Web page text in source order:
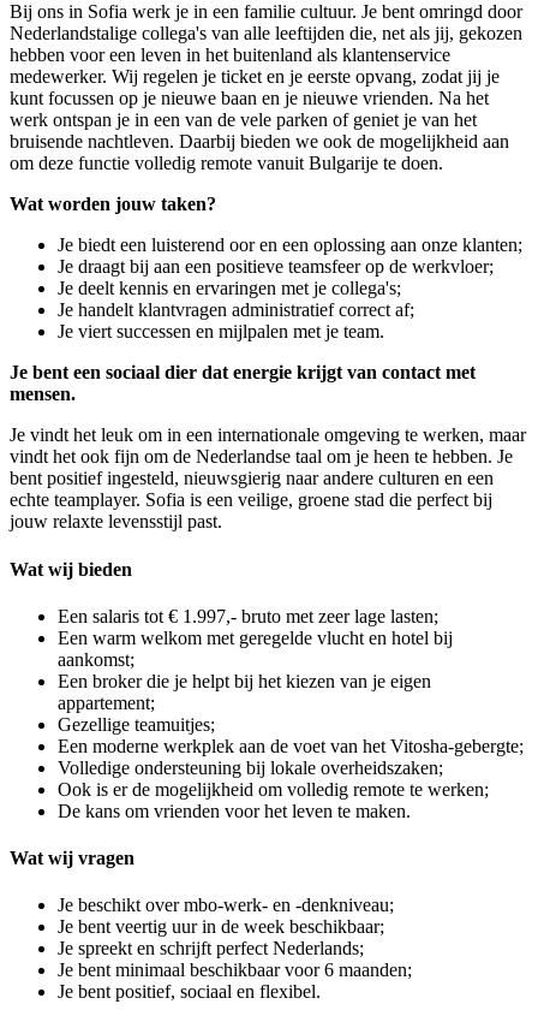
Bij ons in Sofia werk je in een familie cultuur. Je bent omringd door
Nederlandstalige collega's van alle leeftijden die, net als jij, gekozen
hebben voor een leven in het buitenland als klantenservice
medewerker. Wij regelen je ticket en je eerste opvang, zodat jij je
kunt focussen op je nieuwe baan en je nieuwe vrienden. Na het
werk ontspan je in een van de vele parken of geniet je van het
bruisende nachtleven. Daarbij bieden we ook de mogelijkheid aan
om deze functie volledig remote vanuit Bulgarije te doen.
Wat worden jouw taken?
Je biedt een luisterend oor en een oplossing aan onze klanten;
Je draagt bij aan een positieve teamsfeer op de werkvloer;
Je deelt kennis en ervaringen met je collega's;
Je handelt klantvragen administratief correct af;
Je viert successen en mijlpalen met je team.
Je bent een sociaal dier dat energie krijgt van contact met
mensen.
Je vindt het leuk om in een internationale omgeving te werken, maar
vindt het ook fijn om de Nederlandse taal om je heen te hebben. Je
bent positief ingesteld, nieuwsgierig naar andere culturen en een
echte teamplayer. Sofia is een veilige, groene stad die perfect bij
jouw relaxte levensstijl past.
Wat wij bieden
Een salaris tot € 1.997,- bruto met zeer lage lasten;
Een warm welkom met geregelde vlucht en hotel bij
aankomst;
Een broker die je helpt bij het kiezen van je eigen
appartement;
Gezellige teamuitjes;
Een moderne werkplek aan de voet van het Vitosha-gebergte;
Volledige ondersteuning bij lokale overheidszaken;
Ook is er de mogelijkheid om volledig remote te werken;
De kans om vrienden voor het leven te maken.
Wat wij vragen
Je beschikt over mbo-werk- en -denkniveau;
Je bent veertig uur in de week beschikbaar;
Je spreekt en schrijft perfect Nederlands;
Je bent minimaal beschikbaar voor 6 maanden;
Je bent positief, sociaal en flexibel.